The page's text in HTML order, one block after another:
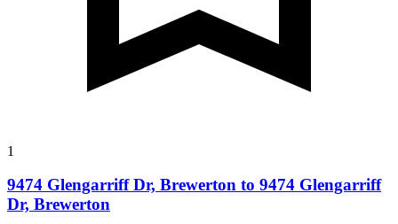
1
9474 Glengarriff Dr, Brewerton to 9474 Glengarriff
Dr, Brewerton